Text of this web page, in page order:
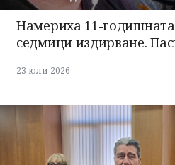
Намериха 11-
седмици издирване.
23 юли 2026